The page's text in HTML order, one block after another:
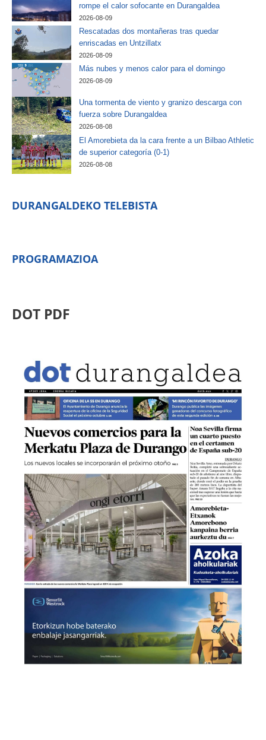
rompe el calor sofocante en Durangaldea
2026-08-09
Rescatadas dos montañeras tras quedar
enriscadas en Untzillatx
2026-08-09
Más nubes y menos calor para el domingo
2026-08-09
Una tormenta de viento y granizo descarga con
fuerza sobre Durangaldea
2026-08-08
El Amorebieta da la cara frente a un Bilbao Athletic
de superior categoría (0-1)
2026-08-08
DURANGALDEKO TELEBISTA
PROGRAMAZIOA
DOT PDF